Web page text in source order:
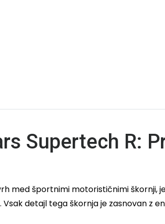
Supertech R:
med športnimi motorističnimi škornji,
Vsak detajl tega škornja je zasnovan